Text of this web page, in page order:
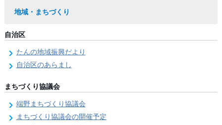
地域・まちづくり
自治区
たんの地域振興だより
自治区のあらまし
まちづくり協議会
端野まちづくり協議会
まちづくり協議会の開催予定